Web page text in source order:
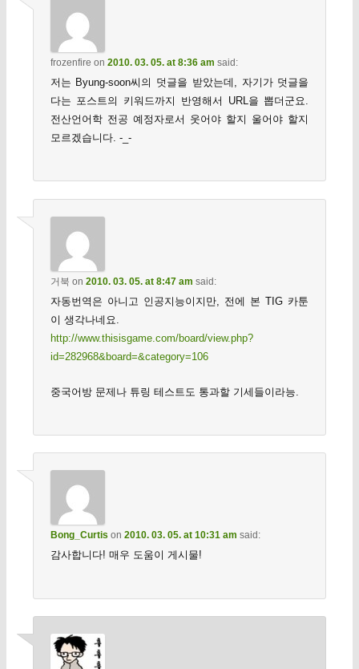
frozenfire on 2010. 03. 05. at 8:36 am said:
저는 Byung-soon씨의 덧글을 받았는데, 자기가 덧글을
다는 포스트의 키워드까지 반영해서 URL을 뽑더군요.
전산언어학 전공 예정자로서 웃어야 할지 울어야 할지
모르겠습니다. -_-
거북 on 2010. 03. 05. at 8:47 am said:
자동번역은 아니고 인공지능이지만, 전에 본 TIG 카툰
이 생각나네요.
http://www.thisisgame.com/board/view.php?
id=282968&board=&category=106
중국어방 문제나 튜링 테스트도 통과할 기세들이라능.
Bong_Curtis on 2010. 03. 05. at 10:31 am said:
감사합니다! 매우 도움이 게시물!